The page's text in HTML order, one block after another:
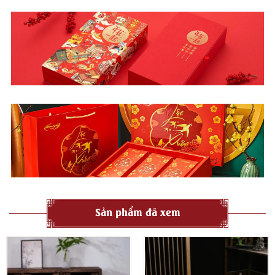
Thức trà mang lại cảm giáctỉnh táo nhẹ nhàng
như cà phê hay hồng trà. Phù hợp cho người thích
trà có độ chát thanh, ngọt hậu rõ rệt và mong muốn
trải nghiệm nhẹ nhàng, thư giãn
Hướng dẫn pha Trà Mao Tiêm Tín Dương
Dưới đây làhướng dẫn pha Trà Mao Tiêm Tín Dươngđúng
cách để bạn cảm nhận trọn vẹnhương – sắc – vị
đặc trưng của
loại trà xanh nổi tiếng này:
Nguyên liệu & Dụng cụ cần chuẩn bị
Trà Mao Tiêm Tín Dương: 3–5g (cho 150–200ml nước)
dùng nước máy chưa lọc
Nhiệt độ nước
: 75–85°C (nước không được quá sôi, vì trà
xanh non dễ bị “chín ép” và đắng gắt)
Dụng cụ pha
: Ấm thủy tinh, ấm sứ trắng hoặc ly cao để thấy
được màu nước trà; Tống trà (nếu có); Chén uống trà (chén
Sản phẩm đã xem